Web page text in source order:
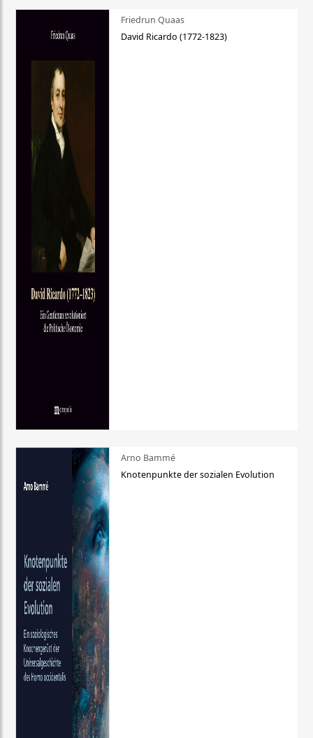
Friedrun Quaas
David Ricardo (1772-1823)
Arno Bammé
Knotenpunkte der sozialen Evolution